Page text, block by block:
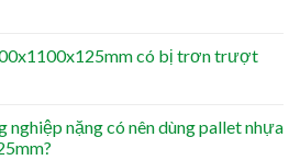
có bị trơn trượt
nghiệp nặng có nên dùng pallet nhựa